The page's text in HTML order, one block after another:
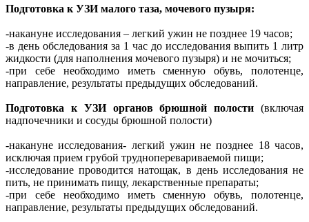
Подготовка к УЗИ малого таза, мочевого пузыря:
-накануне исследования – легкий ужин не позднее 19 часов;
-в день обследования за 1 час до исследования выпить 1 литр
жидкости (для наполнения мочевого пузыря) и не мочиться;
-при себе необходимо иметь сменную обувь, полотенце,
направление, результаты предыдущих обследований.
Подготовка к УЗИ органов брюшной полости (включая
надпочечники и сосуды брюшной полости)
-накануне исследования- легкий ужин не позднее 18 часов,
исключая прием грубой трудноперевариваемой пищи;
-исследование проводится натощак, в день исследования не
пить, не принимать пищу, лекарственные препараты;
-при себе необходимо иметь сменную обувь, полотенце,
направление, результаты предыдущих обследований.